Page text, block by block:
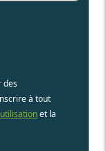
des
à tout
et la